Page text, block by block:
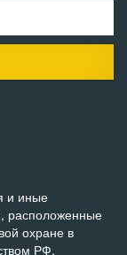
и иные
расположенные
охране в
РФ,